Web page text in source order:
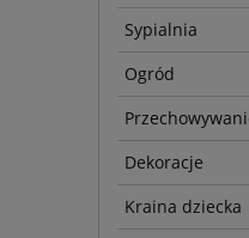
Sypialnia
Ogród
Dekoracje
Kraina dziecka